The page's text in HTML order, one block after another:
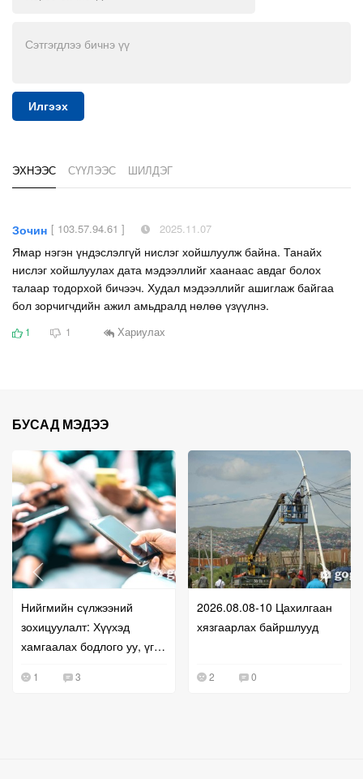
Илгээх
ЭХНЭЭС СҮҮЛЭЭС ШИЛДЭГ
Зочин [ 103.57.94.61 ] 2025.11.07
Ямар нэгэн үндэслэлгүй нислэг хойшлуулж байна. Танайх
нислэг хойшлуулах дата мэдээллийг хаанаас авдаг болох
талаар тодорхой бичээч. Худал мэдээллийг ашиглаж байгаа
бол зорчигчдийн ажил амьдралд нөлөө үзүүлнэ.
1 1 Хариулах
БУСАД МЭДЭЭ
Нийгмийн сүлжээний
зохицуулалт: Хүүхэд
хамгаалах бодлого уу, үг
оролдлого уу?
1 3
2026.08.08-10 Цахилгаан
хязгаарлах байршлууд
2 0